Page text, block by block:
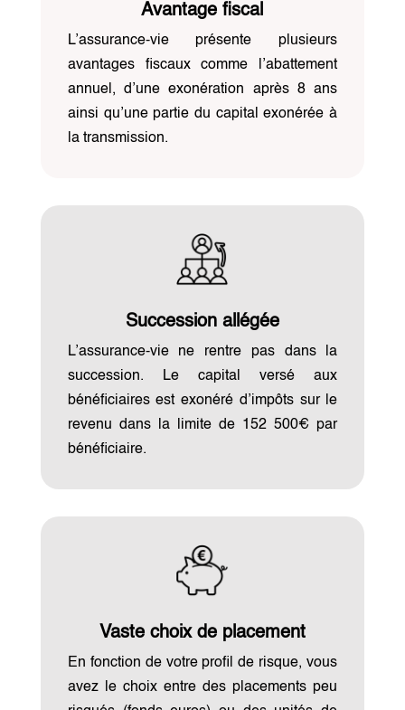
Avantage fiscal
L’assurance-vie présente plusieurs
avantages fiscaux comme l’abattement
annuel, d’une exonération après 8 ans
ainsi qu’une partie du capital exonérée à
la transmission.
Succession allégée
L’assurance-vie ne rentre pas dans la
succession. Le capital versé aux
bénéficiaires est exonéré d’impôts sur le
revenu dans la limite de 152 500€ par
bénéficiaire.
Vaste choix de placement
En fonction de votre profil de risque, vous
avez le choix entre des placements peu